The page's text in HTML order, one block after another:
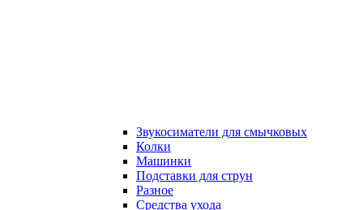
Звукосиматели для смычковых
Колки
Машинки
Подставки для струн
Разное
Средства ухода